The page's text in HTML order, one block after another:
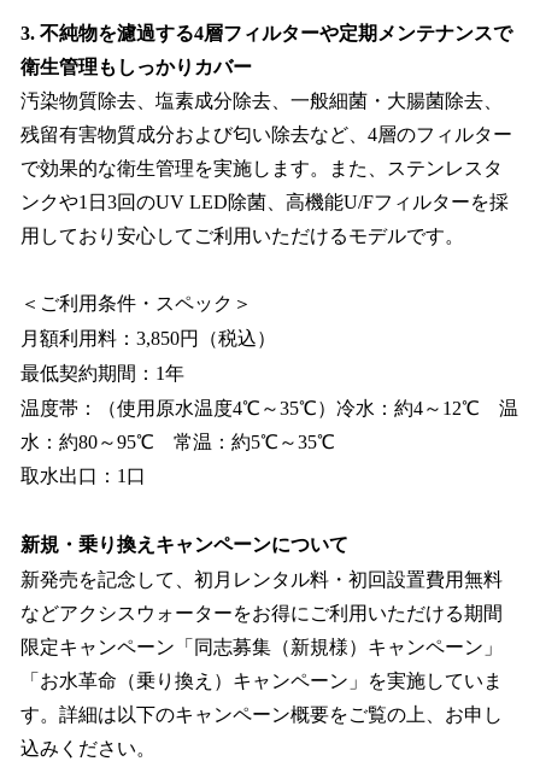
3. 不純物を濾過する4層フィルターや定期メンテナンスで
衛生管理もしっかりカバー
汚染物質除去、塩素成分除去、一般細菌・大腸菌除去、
残留有害物質成分および匂い除去など、4層のフィルター
で効果的な衛生管理を実施します。また、ステンレスタ
ンクや1日3回のUV LED除菌、高機能U/Fフィルターを採
用しており安心してご利用いただけるモデルです。
＜ご利用条件・スペック＞
月額利用料：3,850円（税込）
最低契約期間：1年
温度帯：（使用原水温度4℃～35℃）冷水：約4～12℃ 温
水：約80～95℃ 常温：約5℃～35℃
取水出口：1口
新規・乗り換えキャンペーンについて
新発売を記念して、初月レンタル料・初回設置費用無料
などアクシスウォーターをお得にご利用いただける期間
限定キャンペーン「同志募集（新規様）キャンペーン」
「お水革命（乗り換え）キャンペーン」を実施していま
す。詳細は以下のキャンペーン概要をご覧の上、お申し
込みください。